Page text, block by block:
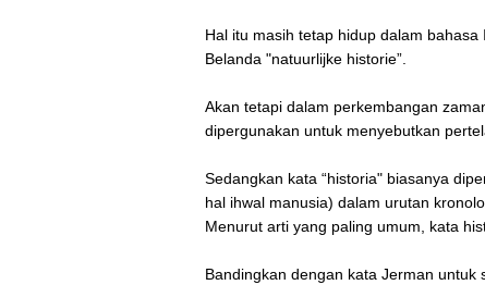
Hal itu masih tetap hidup dalam
Belanda "natuurlijke historie”.
Akan tetapi dalam perkembangan
dipergunakan untuk menyebutkan
Sedangkan kata “historia" biasanya
hal ihwal manusia) dalam urutan
Menurut arti yang paling umum, kata
Bandingkan dengan kata Jerman untuk